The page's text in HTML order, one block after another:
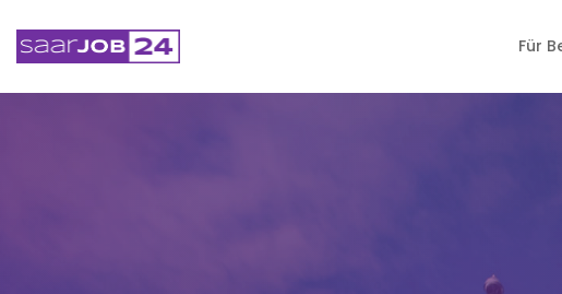
Für